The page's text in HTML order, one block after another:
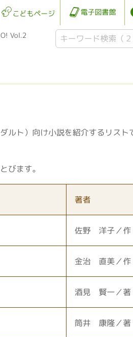
こどもページ 電子図書館
Vol.2
ルト）向け小説を紹介するリスト
びます。
著者
佐野 洋子／作
金治 直美／作
酒見 賢一／著
筒井 康隆／著